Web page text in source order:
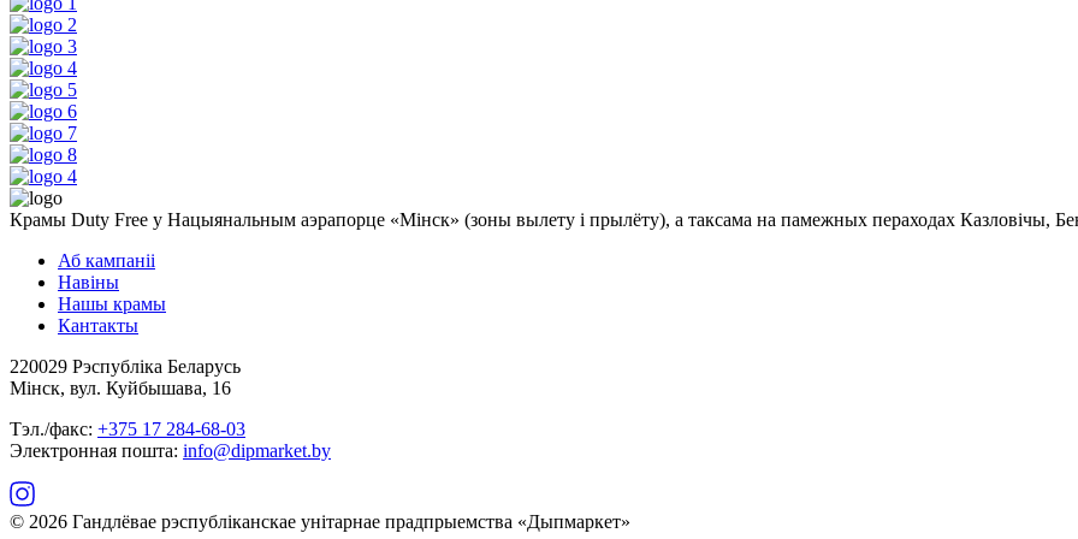
Крамы Duty Free у Нацыянальным аэрапорце «Мінск» (зоны вылету і прылёту), а таксама на памежных пераходах Казловічы,
Аб кампаніі
Навіны
Нашы крамы
Кантакты
220029 Рэспубліка Беларусь
Мінск, вул. Куйбышава, 16
Тэл./факс: +375 17 284-68-03
Электронная пошта: info@dipmarket.by
© 2026 Гандлёвае рэспубліканскае унітарнае прадпрыемства «Дыпмаркет»